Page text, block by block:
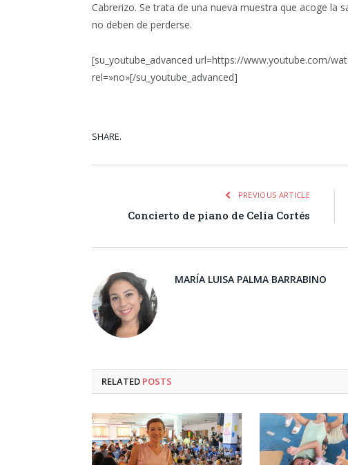
Cabrerizo. Se trata de una nueva muestra que acoge la
no deben de perderse.
[su_youtube_advanced url=https://www.youtube.com/
rel=»no»[/su_youtube_advanced]
SHARE.
PREVIOUS ARTICLE
Concierto de piano de Celia Cortés
MARÍA LUISA PALMA BARRABINO
RELATED POSTS